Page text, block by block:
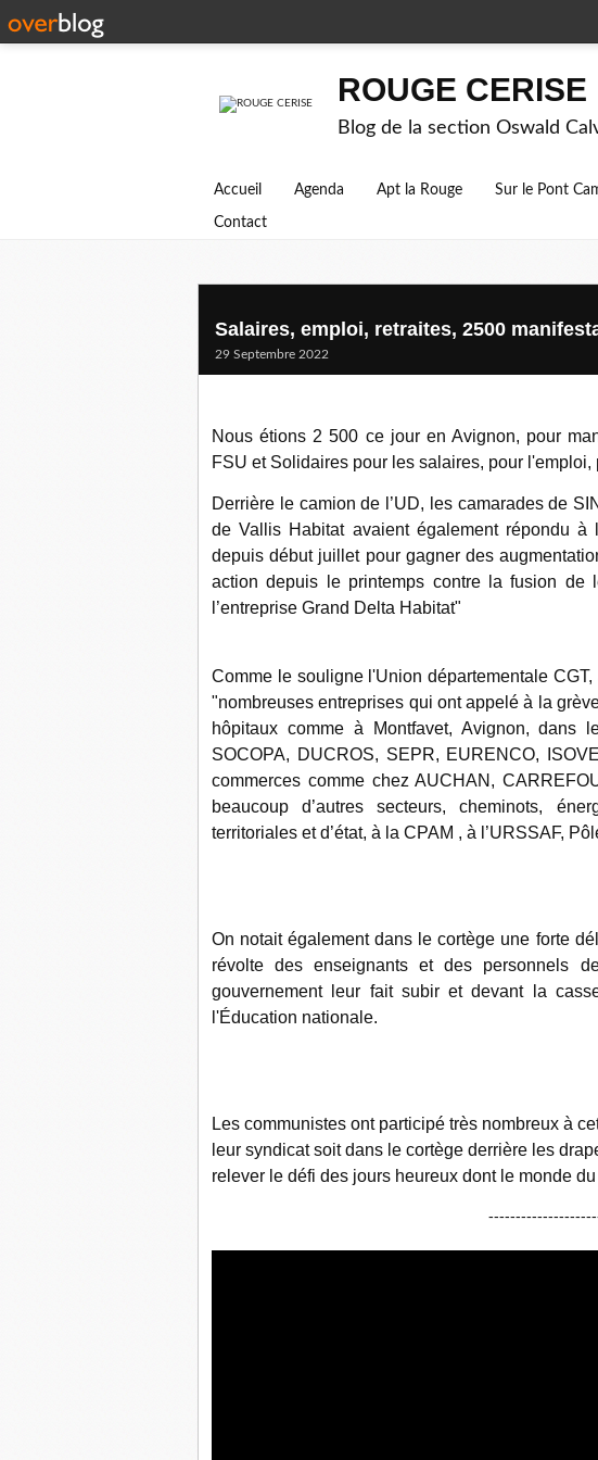
ROUGE CERISE
Blog de la section Oswald
Accueil Agenda Apt la Rouge Sur le Pont
Contact
Salaires, emploi, retraites, 2500
29 Septembre 2022
Nous étions 2 500 ce jour en Avignon, pour
FSU et Solidaires pour les salaires, pour l'emploi,
Derrière le camion de l’UD, les camarades de
de Vallis Habitat avaient également répondu à
depuis début juillet pour gagner des
action depuis le printemps contre la fusion de
l’entreprise Grand Delta Habitat"
Comme le souligne l'Union départementale
"nombreuses entreprises qui ont appelé à la
hôpitaux comme à Montfavet, Avignon, dans
SOCOPA, DUCROS, SEPR, EURENCO,
commerces comme chez AUCHAN,
beaucoup d’autres secteurs, cheminots,
territoriales et d’état, à la CPAM , à l’URSSAF,
On notait également dans le cortège une forte
révolte des enseignants et des personnels
gouvernement leur fait subir et devant la
l'Éducation nationale.
Les communistes ont participé très nombreux à
leur syndicat soit dans le cortège derrière les
relever le défi des jours heureux dont le monde